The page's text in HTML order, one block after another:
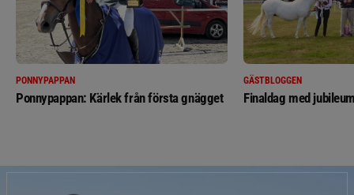
PONNYPAPPAN
Ponnypappan: Kärlek från första gnägget
GÄSTBLOGGEN
Finaldag med